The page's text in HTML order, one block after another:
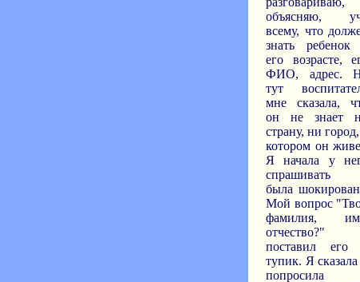
объясняю,
всему, что
знать ребенок
его возрасте,
ФИО, адрес.
тут
мне сказала,
он не знает
страну, ни
котором он
Я начала у
спрашивать
была
Мой вопрос
фамилия,
отчество?"
поставил его
тупик. Я
попросила